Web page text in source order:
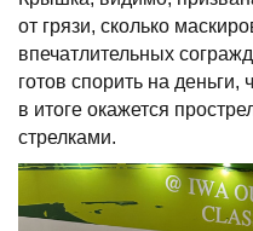
от грязи, сколько
впечатлительных
готов спорить на
в итоге окажется
стрелками.